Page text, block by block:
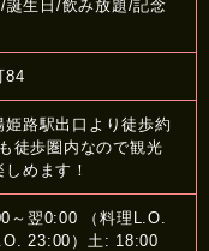
生日/飲み放題/記念
84
姫路駅出口より徒歩約
徒歩圏内なので観光
めます！
～翌0:00 （料理L.O.
23:00）土: 18:00